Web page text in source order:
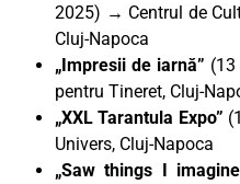
2025) → Centrul de
Cluj-Napoca
„Impresii de iarnă”
pentru Tineret, Cluj-
„XXL Tarantula Expo”
Univers, Cluj-Napoca
„Saw things I